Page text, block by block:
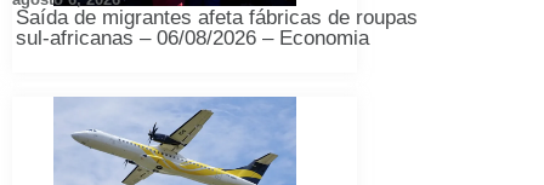
Saída de migrantes afeta fábricas de roupas
sul-africanas – 06/08/2026 – Economia